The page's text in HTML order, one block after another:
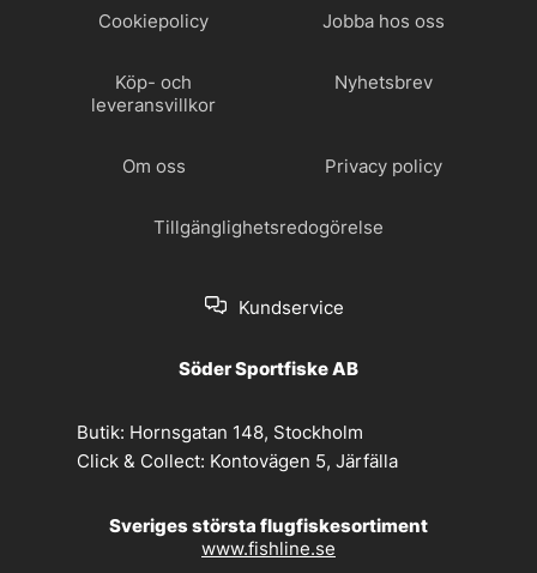
Cookiepolicy Jobba hos oss
Köp- och
leveransvillkor
Nyhetsbrev
Om oss Privacy policy
Tillgänglighetsredogörelse
Kundservice
Söder Sportfiske AB
Butik: Hornsgatan 148, Stockholm
Click & Collect: Kontovägen 5, Järfälla
Sveriges största flugfiskesortiment
www.fishline.se